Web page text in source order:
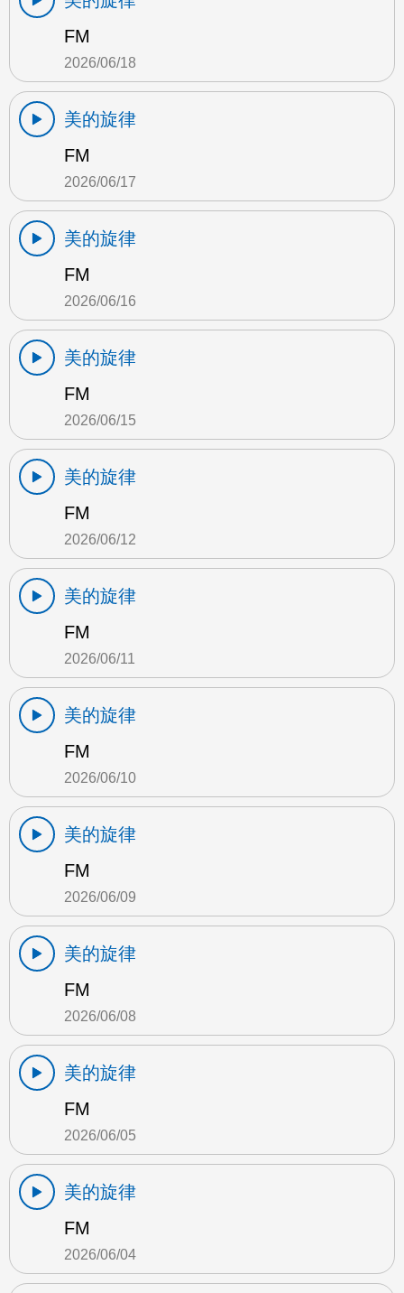
FM
2026/06/18
美的旋律
FM
2026/06/17
美的旋律
FM
2026/06/16
美的旋律
FM
2026/06/15
美的旋律
FM
2026/06/12
美的旋律
FM
2026/06/11
美的旋律
FM
2026/06/10
美的旋律
FM
2026/06/09
美的旋律
FM
2026/06/08
美的旋律
FM
2026/06/05
美的旋律
FM
2026/06/04